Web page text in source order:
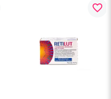
favorite_border